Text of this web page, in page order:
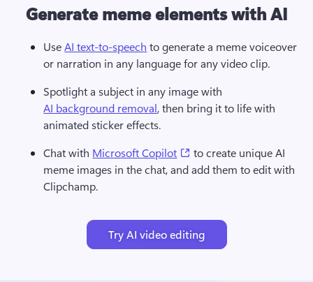
Generate meme elements with AI
Use AI text-to-speech to generate a meme voiceover
or narration in any language for any video clip.
Spotlight a subject in any image with
AI background removal, then bring it to life with
animated sticker effects.
Chat with Microsoft Copilot (opens in a new tab)
to create unique AI
meme images in the chat, and add them to edit with
Clipchamp.
Try AI video editing